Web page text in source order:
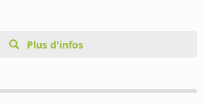
Plus d'infos